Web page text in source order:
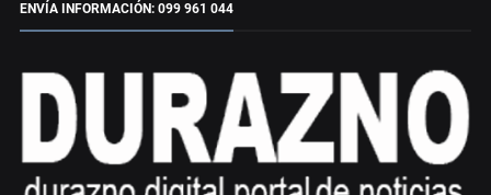
ENVÍA INFORMACIÓN: 099 961 044